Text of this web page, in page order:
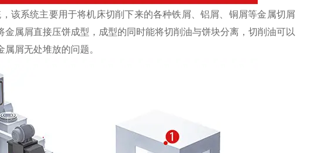
该系统主要用于将机床切削下来的各种铁屑、铝屑、铜屑等金属切屑
属屑直接压饼成型，成型的同时能将切削油与饼块分离，切削油可以
屑无处堆放的问题。